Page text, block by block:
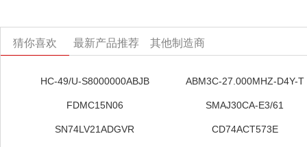
猜你喜欢 最新产品推荐 其他制造商
HC-49/U-S8000000ABJB ABM3C-27.000MHZ-D4Y-T
FDMC15N06 SMAJ30CA-E3/61
SN74LV21ADGVR CD74ACT573E